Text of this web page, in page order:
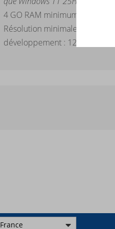
4 GO RAM minimum (8 GO
Résolution minimale d'écran
développement : 1280x1024
France